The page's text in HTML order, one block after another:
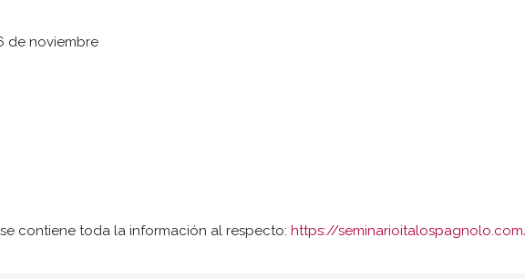
de noviembre
contiene toda la información al respecto: https://